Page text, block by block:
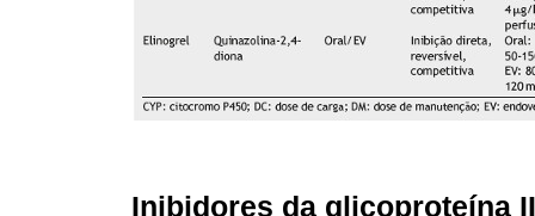
Inibidores da glicoproteína